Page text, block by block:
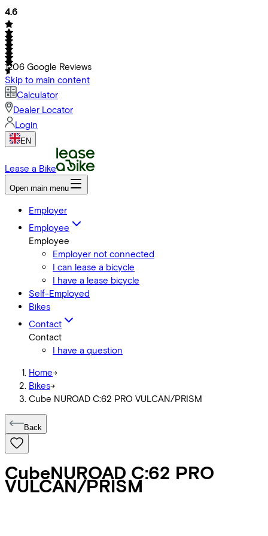
4.6
1206 Google Reviews
Skip to main content
Calculator
Dealer Locator
Login
EN
Lease a Bike
Open main menu
Employer
Employee
Employee
Employer not connected
I can lease a bicycle
I have a lease bicycle
Self-Employed
Bikes
Contact
Contact
I have a question
Home->
Bikes->
Cube NUROAD C:62 PRO VULCAN/PRISM
Back
CubeNUROAD C:62 PRO
VULCAN/PRISM